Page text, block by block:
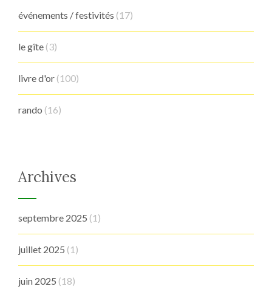
événements / festivités (17)
le gîte (3)
livre d'or (100)
rando (16)
Archives
septembre 2025 (1)
juillet 2025 (1)
juin 2025 (18)